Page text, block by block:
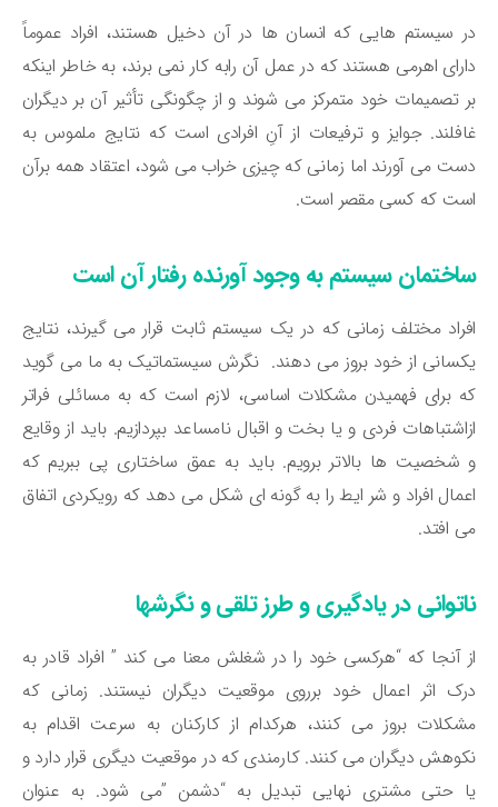
سیستم هایی که انسان ها در آن دخیل هستند، افراد عموماً
اهرمی هستند که در عمل آن رابه کار نمی برند، به خاطر اینکه
تصمیمات خود متمرکز می شوند و از چگونگی تأثیر آن بر دیگران
جوایز و ترفیعات از آنِ افرادی است که نتایج ملموس به
می آورند اما زمانی که چیزی خراب می شود، اعتقاد همه برآن
که کسی مقصر است.
سیستم به وجود آورنده رفتار آن است
مختلف زمانی که در یک سیستم ثابت قرار می گیرند، نتایج
از خود بروز می دهند. نگرش سیستماتیک به ما می گوید
برای فهمیدن مشکلات اساسی، لازم است که به مسائلی فراتر
فردی و یا بخت و اقبال نامساعد بپردازیم. باید از وقایع
ها بالاتر برویم. باید به عمق ساختاری پی ببریم که
افراد و شر ایط را به گونه ای شکل می دهد که رویکردی اتفاق
افتد.
در یادگیری و طرز تلقی و نگرشها
آنجا که “هرکسی خود را در شغلش معنا می کند ” افراد قادر به
اثر اعمال خود برروی موقعیت دیگران نیستند. زمانی که
بروز می کنند، هرکدام از کارکنان به سرعت اقدام به
دیگران می کنند. کارمندی که در موقعیت دیگری قرار دارد و
حتی مشتری نهایی تبدیل به “دشمن ”می شود. به عنوان